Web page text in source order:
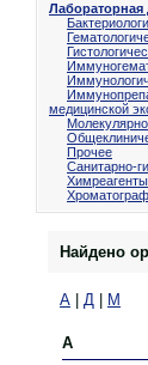
Лабораторная
медицинской
Прочее
Санитарно-
Химреагенты
Найдено
А Д М
А